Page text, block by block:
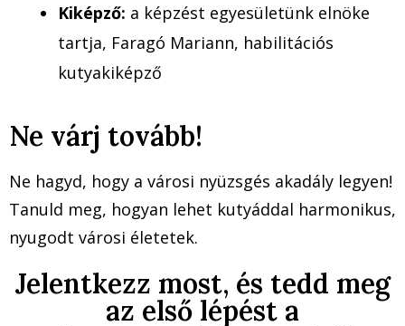
Kiképző: a képzést egyesületünk elnöke
tartja, Faragó Mariann, habilitációs
kutyakiképző
Ne várj tovább!
Ne hagyd, hogy a városi nyüzsgés akadály legyen!
Tanuld meg, hogyan lehet kutyáddal harmonikus,
nyugodt városi életetek.
Jelentkezz most, és tedd meg
az első lépést a